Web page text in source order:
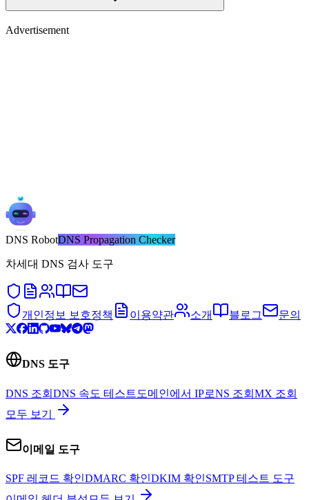
Advertisement
DNS RobotDNS Propagation Checker
차세대 DNS 검사 도구
개인정보 보호정책 이용약관 소개 블로그 문의
DNS 도구
DNS 조회 DNS 속도 테스트 도메인에서 IP로NS 조회 MX 조회
모두 보기
이메일 도구
SPF 레코드 확인DMARC 확인DKIM 확인SMTP 테스트 도구